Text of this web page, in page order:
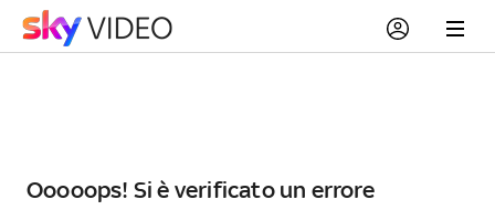
Ooooops! Si è verificato un errore